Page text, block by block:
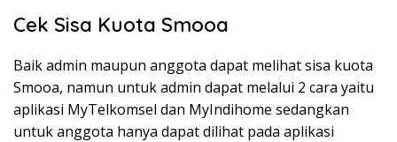
Cek Sisa Kuota Smooa
Baik admin maupun anggota dapat melihat sisa kuota
Smooa, namun untuk admin dapat melalui 2 cara yaitu
aplikasi MyTelkomsel dan MyIndihome sedangkan
untuk anggota hanya dapat dilihat pada aplikasi